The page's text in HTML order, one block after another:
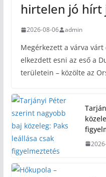
hirtelen jó hírt
2026-08-06 admin
Megérkezett a várva
elkezdett esni az eső a
területein – közölte az